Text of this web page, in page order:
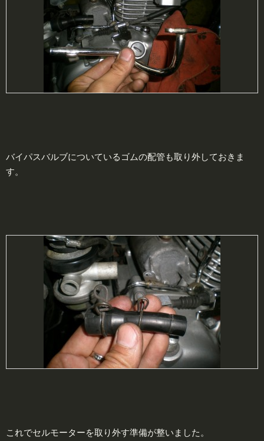
バイパスバルブについているゴムの配管も取り外しておきま
す。
これでセルモーターを取り外す準備が整いました。